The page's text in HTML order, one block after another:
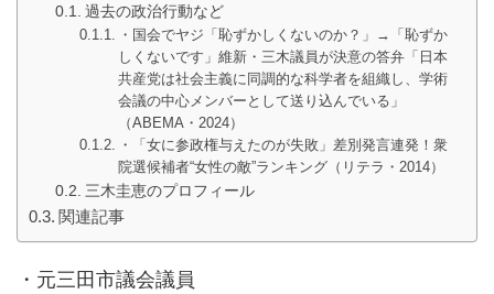
過去の政治行動など
・国会でヤジ「恥ずかしくないのか？」→「恥ずか
しくないです」維新・三木議員が決意の答弁「日本
共産党は社会主義に同調的な科学者を組織し、学術
会議の中心メンバーとして送り込んでいる」
（ABEMA・2024）
・「女に参政権与えたのが失敗」差別発言連発！衆
院選候補者“女性の敵”ランキング（リテラ・2014）
三木圭恵のプロフィール
関連記事
・元三田市議会議員